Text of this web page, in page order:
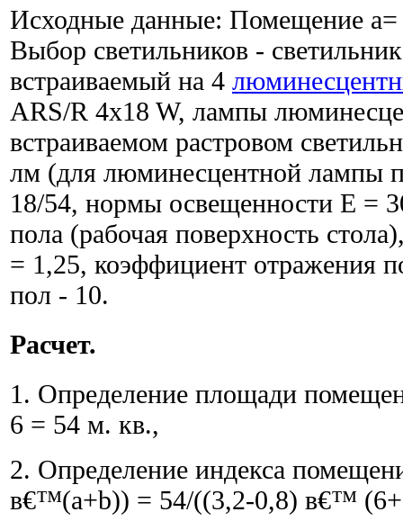
Исходные данные: Помещение
Выбор светильников -
встраиваемый на 4
ARS/R 4x18 W, лампы
встраиваемом растровом
лм (для люминесцентной лампы
18/54, нормы освещенности Е =
пола (рабочая поверхность
= 1,25, коэффициент отражения
пол - 10.
Расчет.
1. Определение площади
6 = 54 м. кв.,
2. Определение индекса
в€™(a+b)) = 54/((3,2-0,8) в€™